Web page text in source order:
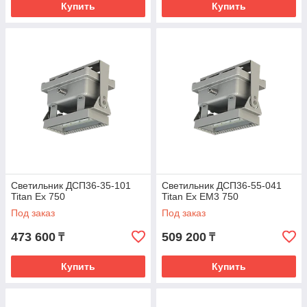
Купить Купить
Светильник ДСП36-35-101
Titan Ех 750
Под заказ
473 600 ₸
Купить
Светильник ДСП36-55-041
Titan Ех EM3 750
Под заказ
509 200 ₸
Купить